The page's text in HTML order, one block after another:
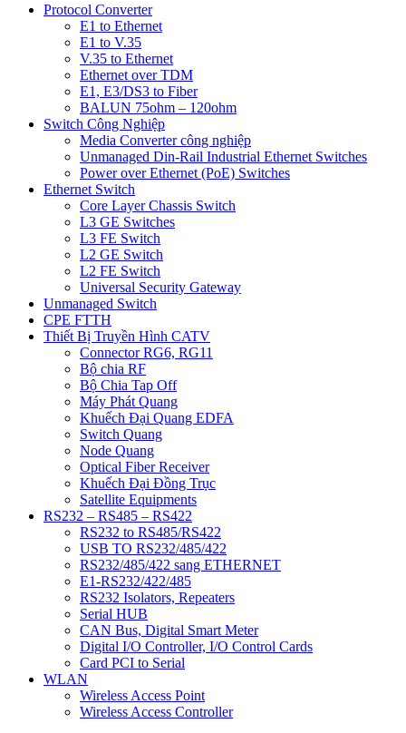
Protocol Converter
E1 to Ethernet
E1 to V.35
V.35 to Ethernet
Ethernet over TDM
E1, E3/DS3 to Fiber
BALUN 75ohm – 120ohm
Switch Công Nghiệp
Media Converter công nghiệp
Unmanaged Din-Rail Industrial Ethernet Switches
Power over Ethernet (PoE) Switches
Ethernet Switch
Core Layer Chassis Switch
L3 GE Switches
L3 FE Switch
L2 GE Switch
L2 FE Switch
Universal Security Gateway
Unmanaged Switch
CPE FTTH
Thiết Bị Truyền Hình CATV
Connector RG6, RG11
Bộ chia RF
Bộ Chia Tap Off
Máy Phát Quang
Khuếch Đại Quang EDFA
Switch Quang
Node Quang
Optical Fiber Receiver
Khuếch Đại Đồng Trục
Satellite Equipments
RS232 – RS485 – RS422
RS232 to RS485/RS422
USB TO RS232/485/422
RS232/485/422 sang ETHERNET
E1-RS232/422/485
RS232 Isolators, Repeaters
Serial HUB
CAN Bus, Digital Smart Meter
Digital I/O Controller, I/O Control Cards
Card PCI to Serial
WLAN
Wireless Access Point
Wireless Access Controller